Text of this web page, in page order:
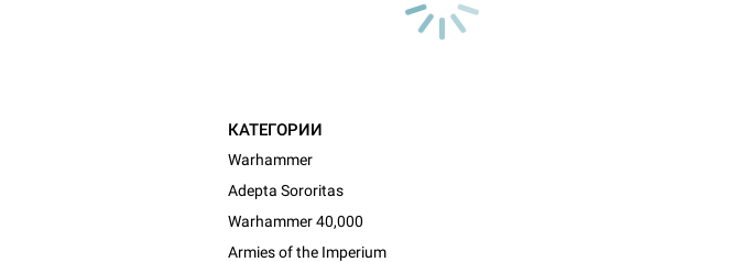
КАТЕГОРИИ
Warhammer
Adepta Sororitas
Warhammer 40,000
Armies of the Imperium